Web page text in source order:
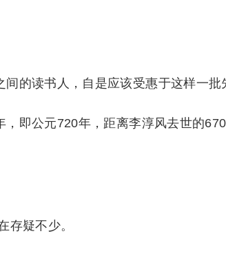
的读书人，自是应该受惠于这样一批
即公元720年，距离李淳风去世的
疑不少。